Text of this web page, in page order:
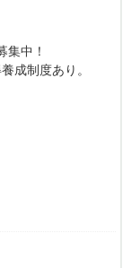
集中！
成制度あり。